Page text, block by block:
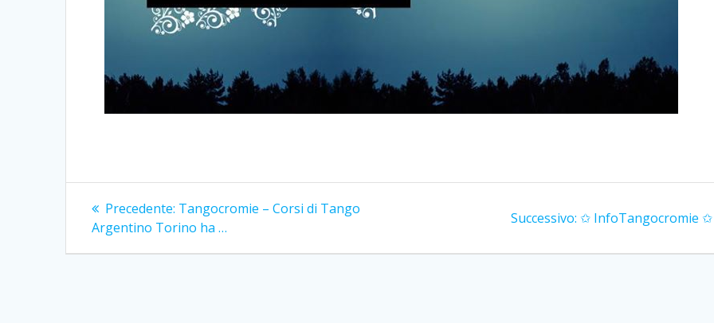
Navigazione
articoli
Precedente: Articolo
precedente:
Tangocromie – Corsi di Tango
Argentino Torino ha …
Successivo: Articolo
✩ InfoTangocromie